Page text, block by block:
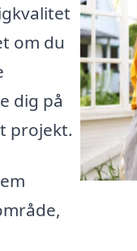
om du
dig på
projekt.